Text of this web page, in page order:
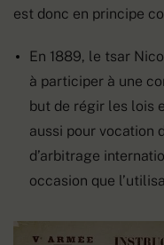
est donc en principe
En 1889, le tsar
à participer à une
but de régir les lois
aussi pour vocation
d’arbitrage
occasion que